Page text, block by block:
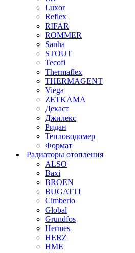
Luxor
Reflex
RIFAR
ROMMER
Sanha
STOUT
Tecofi
Thermaflex
THERMAGENT
Viega
ZETKAMA
Декаст
Джилекс
Ридан
Тепловодомер
Формат
Радиаторы отопления
ALSO
Baxi
BROEN
BUGATTI
Cimberio
Global
Grundfos
Hermes
HERZ
HME